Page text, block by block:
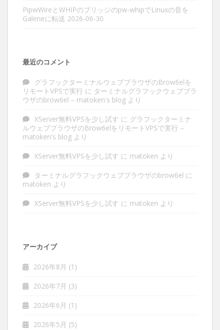
PipwWireとWHIPのブリッジのpw-whipでLinuxの音を
Galeneに転送 2026-06-30
最近のコメント
グラフックターミナルウェブブラウザのBrow6elを
リモートVPSで実行 に ターミナルグラフックウェブブラ
ウザのbrow6el – matoken's blog より
XServer無料VPSを少し試す に グラフックターミナ
ルウェブブラウザのBrow6elをリモートVPSで実行 –
matoken's blog より
XServer無料VPSを少し試す に matoken より
ターミナルグラフックウェブブラウザのbrow6el に
matoken より
XServer無料VPSを少し試す に matoken より
アーカイブ
2026年8月 (1)
2026年7月 (3)
2026年6月 (1)
2026年5月 (5)